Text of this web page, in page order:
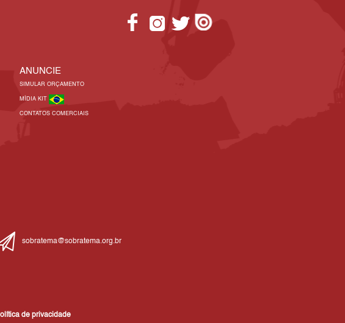
ANUNCIE
SIMULAR ORÇAMENTO
MÍDIA KIT
CONTATOS COMERCIAIS
sobratema@sobratema.org.br
de privacidade